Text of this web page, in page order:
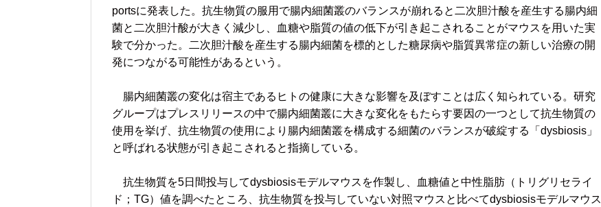
portsに発表した。抗生物質の服用で腸内細菌叢のバランスが崩れると二次胆汁酸を産生する腸内細
菌と二次胆汁酸が大きく減少し、血糖や脂質の値の低下が引き起こされることがマウスを用いた実
験で分かった。二次胆汁酸を産生する腸内細菌を標的とした糖尿病や脂質異常症の新しい治療の開
発につながる可能性があるという。
腸内細菌叢の変化は宿主であるヒトの健康に大きな影響を及ぼすことは広く知られている。研究
グループはプレスリリースの中で腸内細菌叢に大きな変化をもたらす要因の一つとして抗生物質の
使用を挙げ、抗生物質の使用により腸内細菌叢を構成する細菌のバランスが破綻する「dysbiosis」
と呼ばれる状態が引き起こされると指摘している。
抗生物質を5日間投与してdysbiosisモデルマウスを作製し、血糖値と中性脂肪（トリグリセライ
ド；TG）値を調べたところ、抗生物質を投与していない対照マウスと比べてdysbiosisモデルマウス